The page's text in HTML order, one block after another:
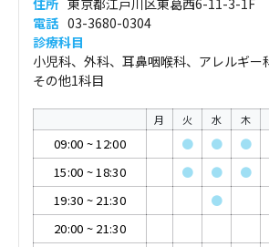
住所 東京都江戸川区東葛西6-11-3-1F
電話 03-3680-0304
診療科目
小児科、外科、耳鼻咽喉科、アレルギー
その他1科目
月 火 水 木
09:00 ~12:00 ● ● ●
15:00 ~18:30 ● ● ●
19:30 ~ 21:30
●
20:00 ~ 21:30